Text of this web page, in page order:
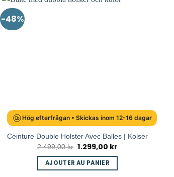
-48%
Hög efterfrågan • Skickas inom 12-16 dagar
Ceinture Double Holster Avec Balles | Kolser
2.499,00kr Le
initial
était :
1.299,00 kr
AJOUTER AU PANIER